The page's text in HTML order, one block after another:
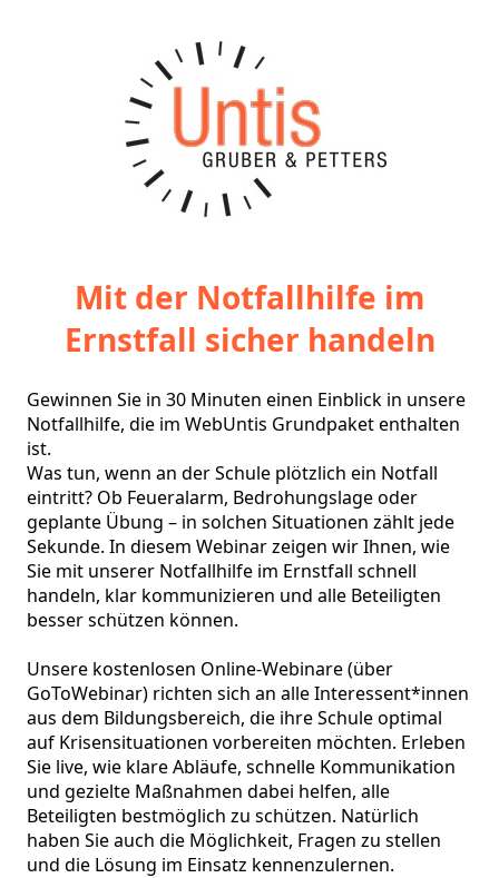
Mit der Notfallhilfe im
Ernstfall sicher handeln
Gewinnen Sie in 30 Minuten einen Einblick in unsere
Notfallhilfe, die im WebUntis Grundpaket enthalten
ist.
Was tun, wenn an der Schule plötzlich ein Notfall
eintritt? Ob Feueralarm, Bedrohungslage oder
geplante Übung – in solchen Situationen zählt jede
Sekunde. In diesem Webinar zeigen wir Ihnen, wie
Sie mit unserer Notfallhilfe im Ernstfall schnell
handeln, klar kommunizieren und alle Beteiligten
besser schützen können.
Unsere kostenlosen Online-Webinare (über
GoToWebinar) richten sich an alle Interessent*innen
aus dem Bildungsbereich, die ihre Schule optimal
auf Krisensituationen vorbereiten möchten. Erleben
Sie live, wie klare Abläufe, schnelle Kommunikation
und gezielte Maßnahmen dabei helfen, alle
Beteiligten bestmöglich zu schützen. Natürlich
haben Sie auch die Möglichkeit, Fragen zu stellen
und die Lösung im Einsatz kennenzulernen.